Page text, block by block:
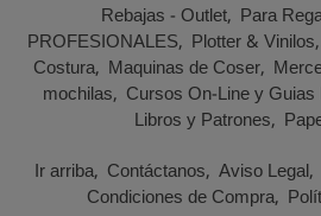
Rebajas - Outlet Para
PROFESIONALES Plotter & Vinilos
Costura Maquinas de Coser
mochilas Cursos On-Line y
Libros y Patrones
Ir arriba Contáctanos Aviso Legal
Condiciones de Compra